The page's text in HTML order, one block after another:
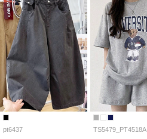
pt6437 TS5479_PT4518A